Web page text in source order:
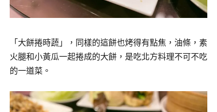
「大餅捲時蔬」，同樣的這餅也烤得有點焦，油條，素
火腿和小黃瓜一起捲成的大餅，是吃北方料理不可不吃
的一道菜。